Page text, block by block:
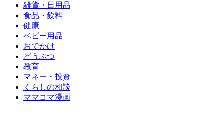
雑貨・日用品
食品・飲料
健康
ベビー用品
おでかけ
どうぶつ
教育
マネー・投資
くらしの相談
ママコマ漫画